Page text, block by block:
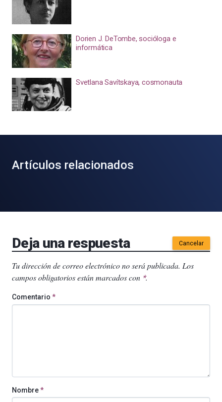
Dorien J. DeTombe, socióloga e
informática
Svetlana Savítskaya, cosmonauta
Artículos relacionados
Deja una respuesta Cancelar
Tu dirección de correo electrónico no será publicada. Los
campos obligatorios están marcados con *.
Comentario *
Nombre*